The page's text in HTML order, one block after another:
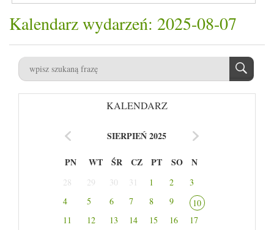
Kalendarz wydarzeń: 2025-08-07
KALENDARZ
SIERPIEŃ 2025
PN WT ŚR CZ PT SO N
28 29 30 31 1 2
3
4
5 6 7 8 9
10
11
12 13 14 15 16
17